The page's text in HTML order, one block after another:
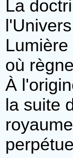
La
où
À
la suite